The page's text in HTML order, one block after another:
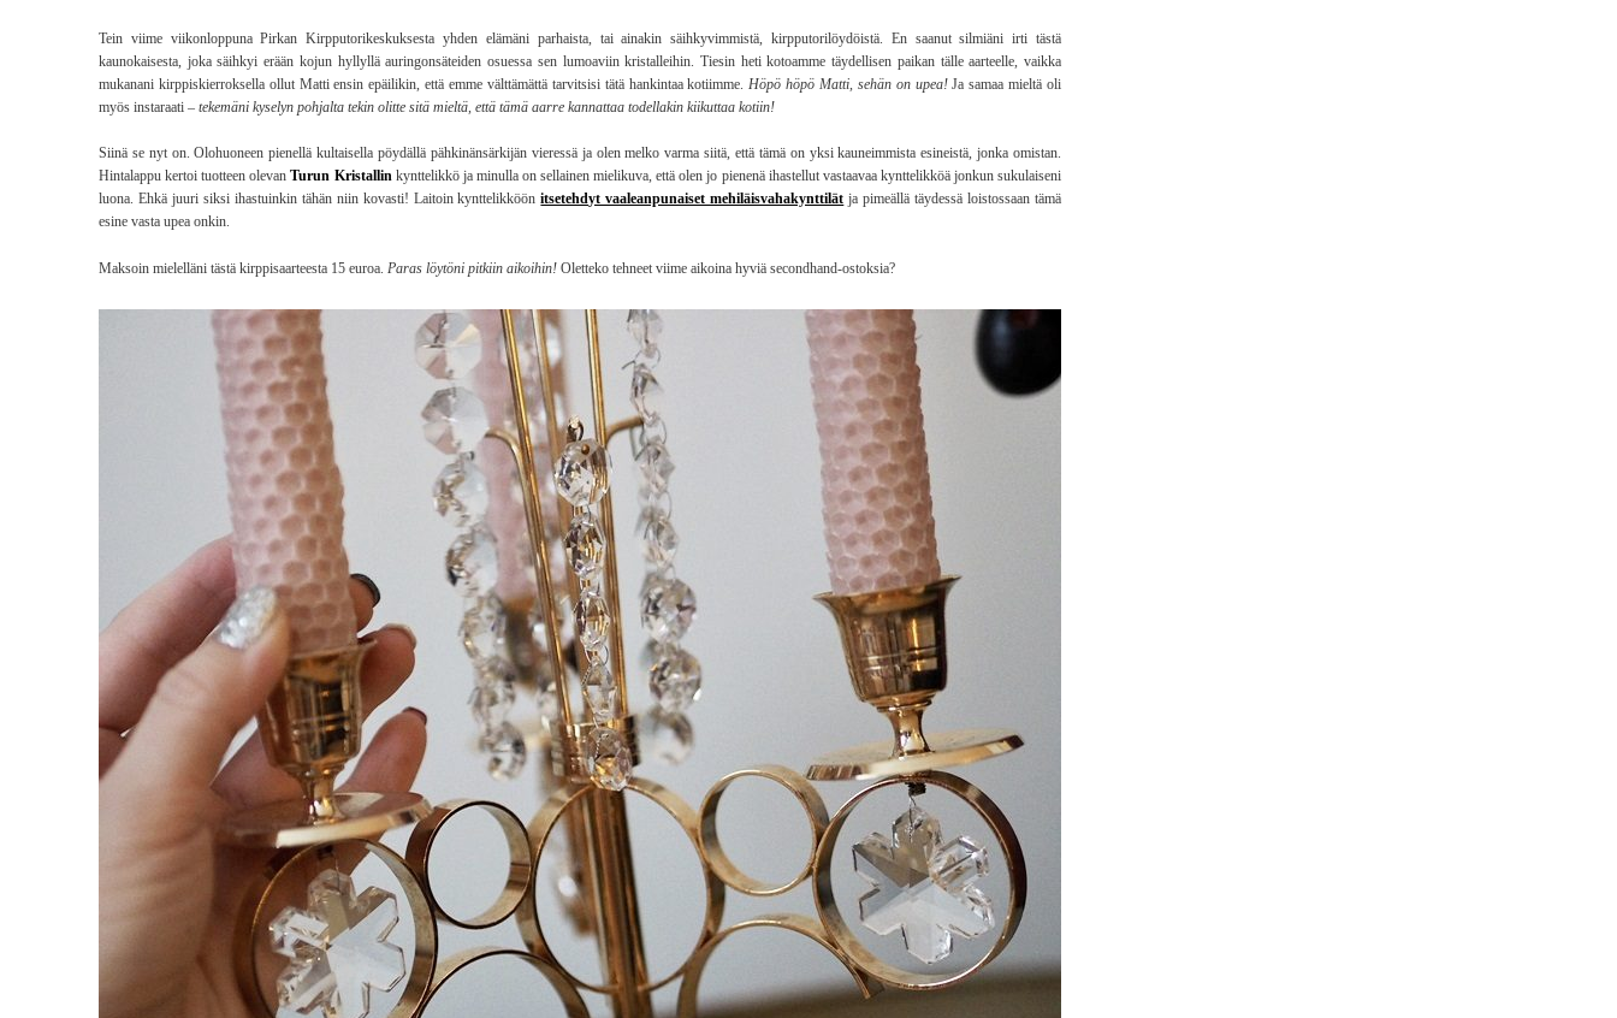
Tein viime viikonloppuna Pirkan Kirpputorikeskuksesta yhden elämäni parhaista, tai ainakin säihkyvimmistä, kirpputorilöydöistä. En saanut silmiäni irti tästä
kaunokaisesta, joka säihkyi erään kojun hyllyllä auringonsäteiden osuessa sen lumoaviin kristalleihin. Tiesin heti kotoamme täydellisen paikan tälle aarteelle, vaikka
mukanani kirppiskierroksella ollut Matti ensin epäilikin, että emme välttämättä tarvitsisi tätä hankintaa kotiimme. Höpö höpö Matti, sehän on upea!Ja samaa mieltä oli
myös instaraati – tekemäni kyselyn pohjalta tekin olitte sitä mieltä, että tämä aarre kannattaa todellakin kiikuttaa kotiin!
Siinä se nyt on. Olohuoneen pienellä kultaisella pöydällä pähkinänsärkijän vieressä ja olen melko varma siitä, että tämä on yksi kauneimmista esineistä, jonka omistan.
Hintalappu kertoi tuotteen olevanTurun Kristallinkynttelikkö ja minulla on sellainen mielikuva, että olen jo pienenä ihastellut vastaavaa kynttelikköä jonkun sukulaiseni
luona. Ehkä juuri siksi ihastuinkin tähän niin kovasti! Laitoin kynttelikköönitsetehdyt vaaleanpunaiset mehiläisvahakynttilät ja pimeällä täydessä loistossaan tämä
esine vasta upea onkin.
Maksoin mielelläni tästä kirppisaarteesta 15 euroa. Paras löytöni pitkiin aikoihin! Oletteko tehneet viime aikoina hyviä secondhand-ostoksia?